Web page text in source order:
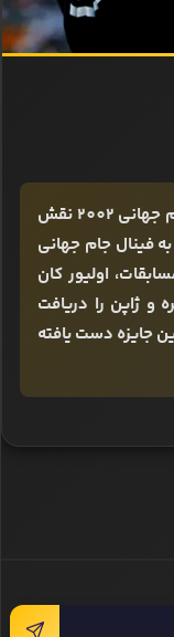
الیور کان، دروازه‌بان تیم ملی آلمان در جام جهانی 2002 نقش
فینال جام جهانی
اولیور کان
برترین بازیکن جام جهانی 2002 کره و ژاپن را دریافت
جایزه دست یافته